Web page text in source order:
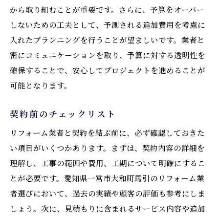
から取り組むことが重要です。さらに、予算をオーバー
しないための工夫として、予測される追加費用を考慮に
入れたプランニングを行うことが望ましいです。業者と
密にコミュニケーションを取り、予算に対する透明性を
確保することで、安心してプロジェクトを進めることが
可能となります。
契約前のチェックリスト
リフォーム業者と契約を結ぶ前に、必ず確認しておきた
い項目がいくつかあります。まずは、契約内容の詳細を
理解し、工事の範囲や費用、工期について明確にするこ
とが必要です。愛知県一宮市大和町馬引のリフォーム業
者選びにおいて、過去の実績や顧客の評価も参考にしま
しょう。次に、見積もりに含まれるサービス内容や追加